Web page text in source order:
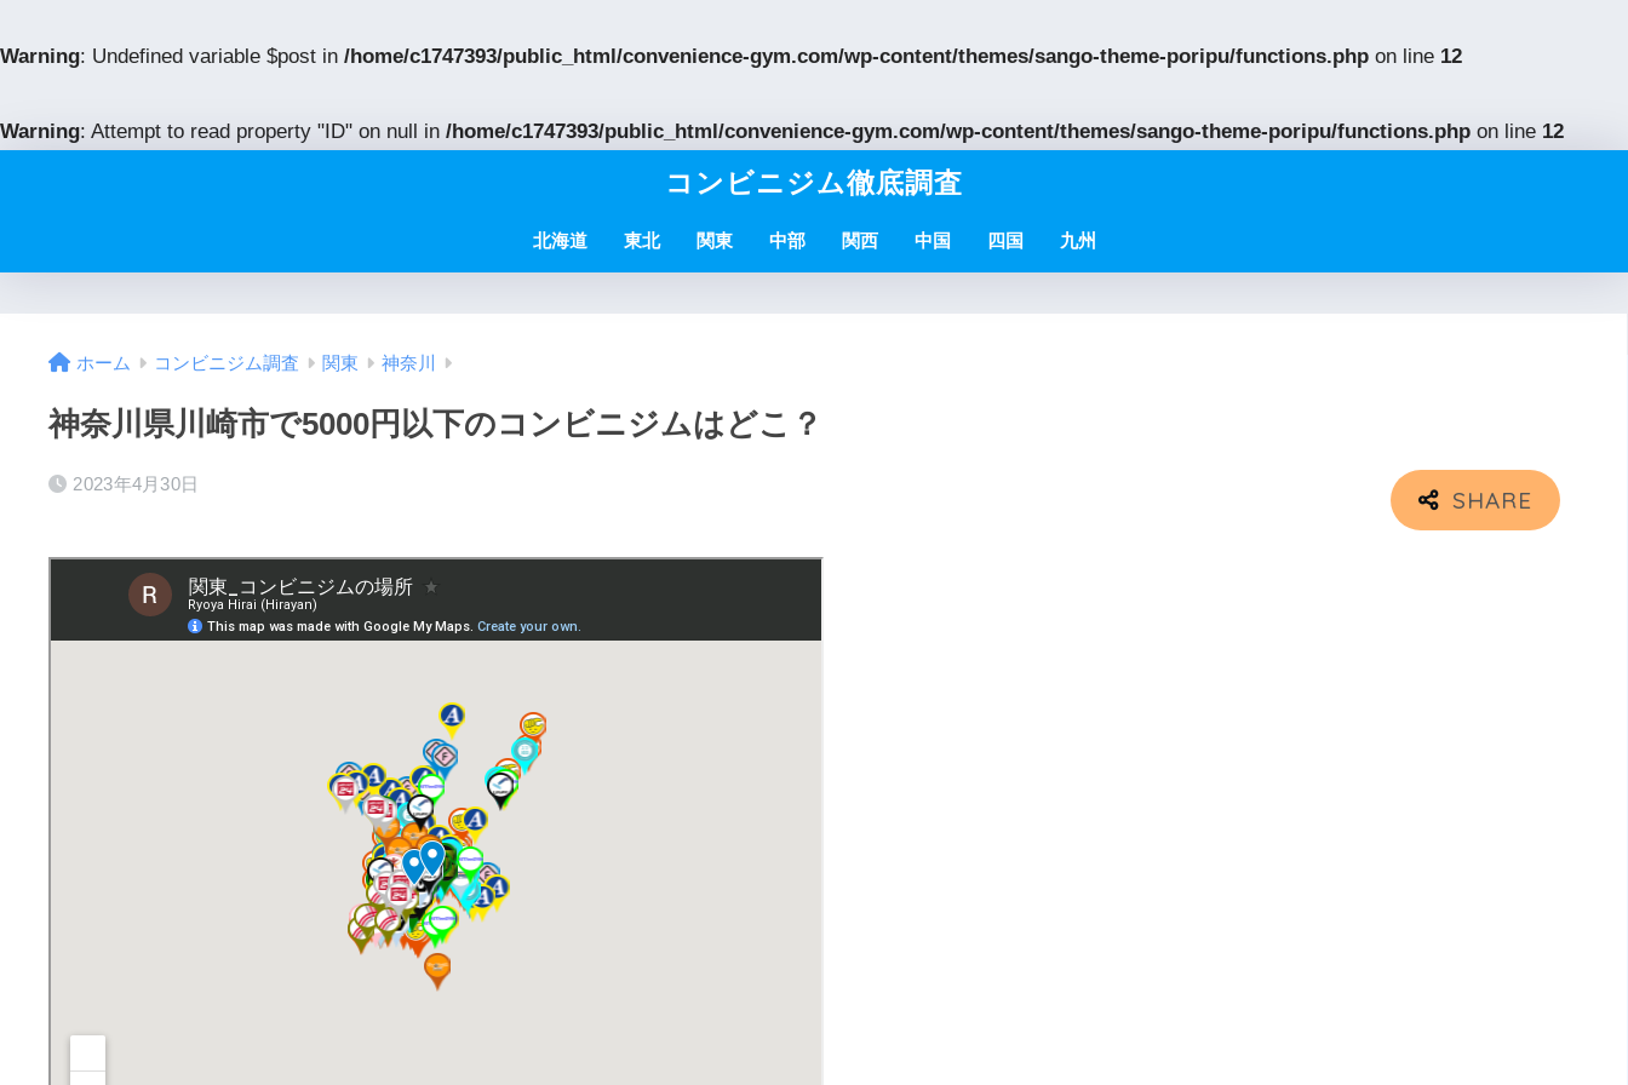
Warning: Undefined variable $post in /home/c1747393/public_html/convenience-gym.com/wp-content/themes/sango-theme-poripu/functions.php on line 12
Warning: Attempt to read property "ID" on null in /home/c1747393/public_html/convenience-gym.com/wp-content/themes/sango-theme-poripu/functions.php on line 12
コンビニジム徹底調査
北海道 東北 関東 中部 関西 中国 四国 九州
ホーム コンビニジム調査 関東 神奈川
神奈川県川崎市で5000円以下のコンビニジムはどこ？
2023年4月30日